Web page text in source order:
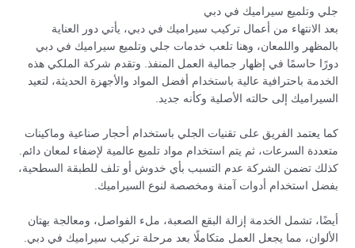
جلي وتلميع سيراميك في دبي
بعد الانتهاء من أعمال تركيب سيراميك في دبي، يأتي دور العناية
بالمظهر واللمعان، وهنا تلعب خدمات جلي وتلميع سيراميك في دبي
دورًا حاسمًا في إظهار جمالية العمل المنفذ. وتقدم شركة الملكي هذه
الخدمة باحترافية عالية باستخدام أفضل المواد والأجهزة الحديثة، لتعيد
السيراميك إلى حالته الأصلية وكأنه جديد.
كما يعتمد الفريق على تقنيات الجلي باستخدام أحجار صناعية وماكينات
متعددة السرعات، ثم يتم استخدام مواد تلميع عالمية لإضفاء لمعان دائم.
كذلك تضمن الشركة عدم التسبب بأي خدوش أو تلف للطبقة السطحية،
بفضل استخدام أدوات آمنة ومخصصة لنوع السيراميك.
أيضًا، تشمل الخدمة إزالة البقع الصعبة، ملء الفواصل، ومعالجة بهتان
الألوان، مما يجعل العمل متكاملًا بعد مرحلة تركيب سيراميك في دبي.